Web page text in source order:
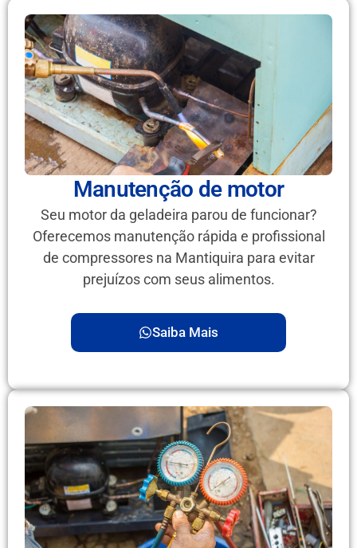
Manutenção de motor
Seu motor da geladeira parou de funcionar?
Oferecemos manutenção rápida e profissional
de compressores na Mantiquira para evitar
prejuízos com seus alimentos.
Saiba Mais